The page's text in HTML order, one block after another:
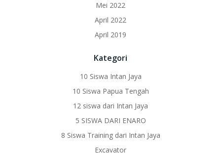
Mei 2022
April 2022
April 2019
Kategori
10 Siswa Intan Jaya
10 Siswa Papua Tengah
12 siswa dari Intan Jaya
5 SISWA DARI ENARO
8 Siswa Training dari Intan Jaya
Excavator